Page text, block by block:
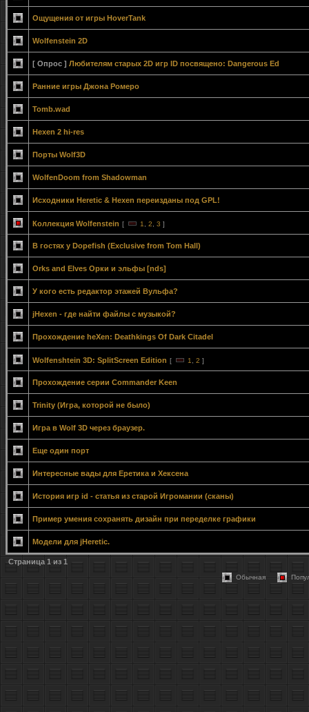
Ощущения от игры HoverTank
Wolfenstein 2D
[ Опрос ] Любителям старых 2D игр ID посвящено: Dangerous Ed
Ранние игры Джона Ромеро
Tomb.wad
Hexen 2 hi-res
Порты Wolf3D
WolfenDoom from Shadowman
Исходники Heretic & Hexen переизданы под GPL!
Коллекция Wolfenstein [ 1 2 3 ]
В гостях у Dopefish (Exclusive from Tom Hall)
Orks and Elves Орки и эльфы [nds]
У кого есть редактор этажей Вульфа?
jHexen - где найти файлы с музыкой?
Прохождение heXen: Deathkings Of Dark Citadel
Wolfenshtein 3D: SplitScreen Edition [ 1 2 ]
Прохождение серии Commander Keen
Trinity (Игра, которой не было)
Игра в Wolf 3D через браузер.
Еще один порт
Интересные вады для Еретика и Хексена
История игр id - статья из старой Игромании (сканы)
Пример умения сохранять дизайн при переделке графики
Модели для jHeretic.
Страница 1из 1
Обычная